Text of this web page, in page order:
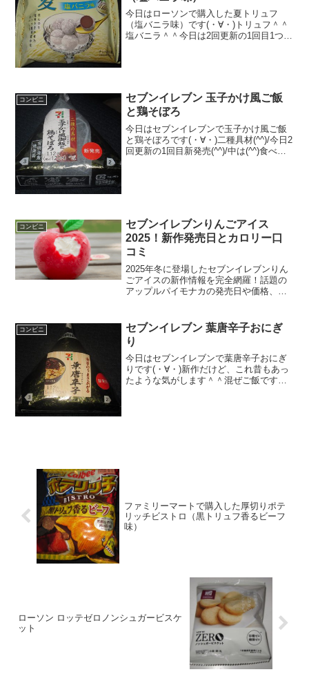
今日はローソンで購入した夏トリュフ
（塩バニラ味）です(・∀・)トリュフ＾＾
塩バニラ＾＾今日は2回更新の1回目1つ42
コンビニ
セブンイレブン 玉子かけ風ご飯
と鶏そぼろ
今日はセブンイレブンで玉子かけ風ご飯
と鶏そぼろです(・∀・)二種具材(^^)/今日2
回更新の1回目新発売(^^)/中は(^^)食べた
コンビニ
セブンイレブンりんごアイス
2025！新作発売日とカロリー口
コミ
2025年冬に登場したセブンイレブンりん
ごアイスの新作情報を完全網羅！話題の
アップルパイモナカの発売日や価格、地
余すことなく解説します。ダイエット中
の方も必見の賢い選び方を紹介し、あな
たにぴったりのセブンイレブンりんごア
イスを徹底比較します。
コンビニ
セブンイレブン 葉唐辛子おにぎ
り
今日はセブンイレブンで葉唐辛子おにぎ
りです(・∀・)新作だけど、これ昔もあっ
たような気がします＾＾混ぜご飯ですね
ファミリーマートで購入した厚切りポテ
リッチビストロ（黒トリュフ香るビーフ
味）
ローソン ロッテゼロノンシュガービスケ
ット